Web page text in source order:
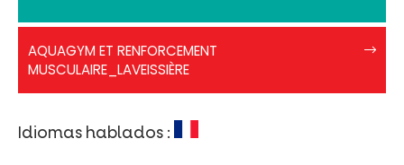
Idiomas hablados :
AQUAGYM ET RENFORCEMENT
MUSCULAIRE_LAVEISSIÈRE
124E-
4CBF-
8473-